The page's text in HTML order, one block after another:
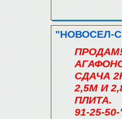
"НОВОСЕЛ-
СДАЧА
2,5М И
ПЛИТА.
91-25-